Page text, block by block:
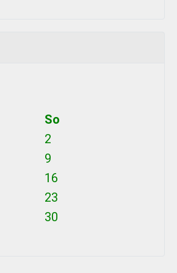
So
2
9
16
23
30